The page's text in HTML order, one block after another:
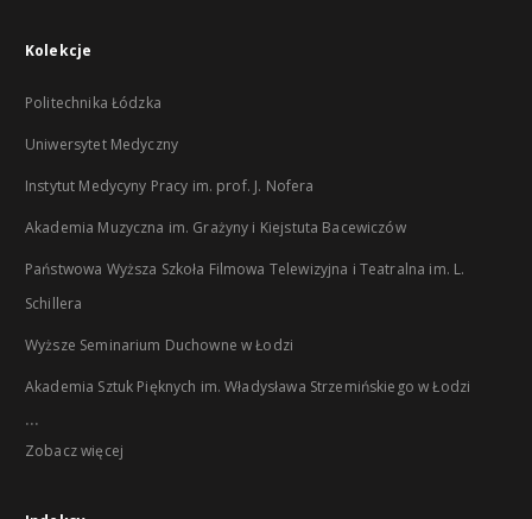
Kolekcje
Politechnika Łódzka
Uniwersytet Medyczny
Instytut Medycyny Pracy im. prof. J. Nofera
Akademia Muzyczna im. Grażyny i Kiejstuta Bacewiczów
Państwowa Wyższa Szkoła Filmowa Telewizyjna i Teatralna im. L.
Schillera
Wyższe Seminarium Duchowne w Łodzi
Akademia Sztuk Pięknych im. Władysława Strzemińskiego w Łodzi
...
Zobacz więcej